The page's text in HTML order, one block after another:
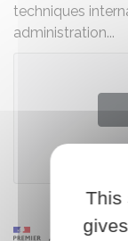
techniques
administration...
Ministère
This